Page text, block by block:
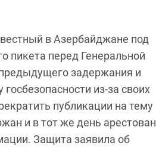
в Азербайджане под
пикета перед Генеральной
задержания и
из-за своих
публикации на тему
и в тот же день арестован
Защита заявила об